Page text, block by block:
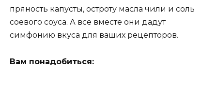
пряность капусты, остроту масла чили и соль
соевого соуса. А все вместе они дадут
симфонию вкуса для ваших рецепторов.
Вам понадобиться: